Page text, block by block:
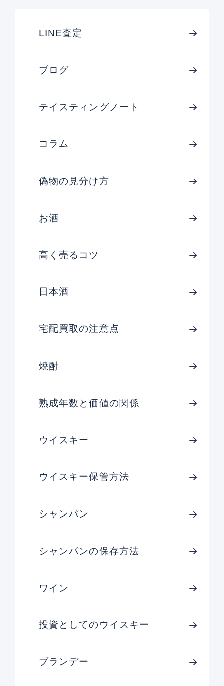
LINE査定
ブログ
テイスティングノート
コラム
偽物の見分け方
お酒
高く売るコツ
日本酒
宅配買取の注意点
焼酎
熟成年数と価値の関係
ウイスキー
ウイスキー保管方法
シャンパン
シャンパンの保存方法
ワイン
投資としてのウイスキー
ブランデー